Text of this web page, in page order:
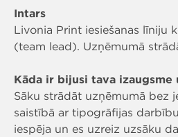
Intars
Livonia Print iesiešanas līniju
(team lead). Uzņēmumā
Kāda ir bijusi tava izaugsme
Sāku strādāt uzņēmumā bez
saistībā ar tipogrāfijas
iespēja un es uzreiz uzsāku